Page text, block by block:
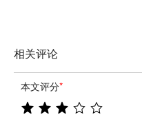
相关评论
本文评分*